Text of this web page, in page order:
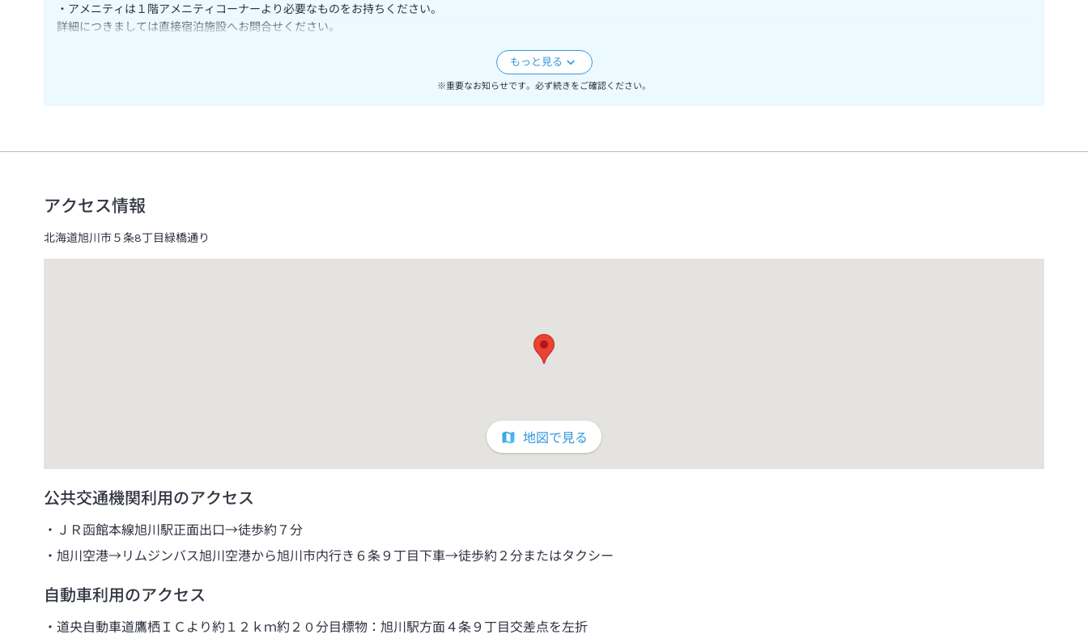
・アメニティは１階アメニティコーナーより必要なものをお持ちください。
詳細につきましては直接宿泊施設へお問合せください。
※重要なお知らせです。必ず続きをご確認ください。
アクセス情報
北海道旭川市５条8丁目緑橋通り
地図で見る
公共交通機関利用のアクセス
ＪＲ函館本線旭川駅正面出口→徒歩約７分
旭川空港→リムジンバス旭川空港から旭川市内行き６条９丁目下車→徒歩約２分またはタクシー
自動車利用のアクセス
道央自動車道鷹栖ＩＣより約１２ｋｍ約２０分目標物：旭川駅方面４条９丁目交差点を左折